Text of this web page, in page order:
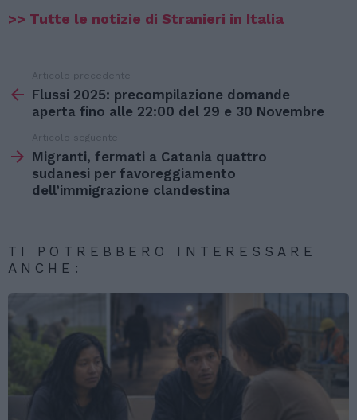
>> Tutte le notizie di Stranieri in Italia
di
Articolo precedente
Flussi 2025: precompilazione domande
aperta fino alle 22:00 del 29 e 30 Novembre
Articolo seguente
Migranti, fermati a Catania quattro
sudanesi per favoreggiamento
dell’immigrazione clandestina
TI POTREBBERO INTERESSARE
ANCHE: